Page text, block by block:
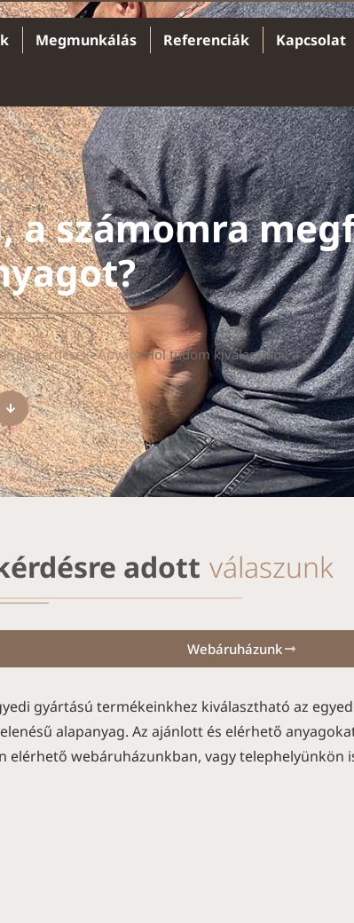
Megmunkálás Referenciák Kapcsolat
a számomra
kérdések>Anyag> Hol tudom kiválasztani, a számomra megfelelő alapanyagot?
adott válaszunk
Webáruházunk
gyártású termékeinkhez kiválasztható az
alapanyag. Az ajánlott és elérhető
elérhető webáruházunkban, vagy telephelyünkön